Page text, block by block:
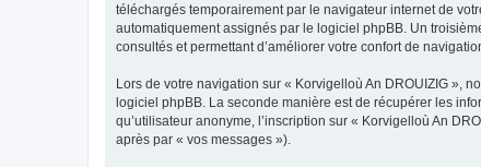
téléchargés temporairement par le navigateur internet de
automatiquement assignés par le logiciel phpBB. Un
consultés et permettant d’améliorer votre confort de
Lors de votre navigation sur « Korvigelloù An DROUIZIG »,
logiciel phpBB. La seconde manière est de récupérer les
qu’utilisateur anonyme, l’inscription sur « Korvigelloù An
après par « vos messages »).